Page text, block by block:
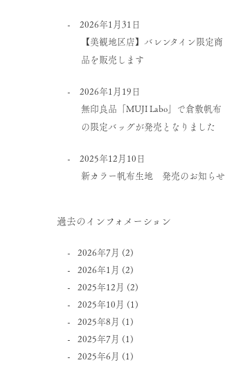
2026年1月31日
【美観地区店】バレンタイン限定商
品を販売します
2026年1月19日
無印良品「MUJI Labo」で倉敷帆布
の限定バッグが発売となりました
2025年12月10日
新カラー帆布生地 発売のお知らせ
過去のインフォメーション
2026年7月 (2)
2026年1月 (2)
2025年12月 (2)
2025年10月 (1)
2025年8月 (1)
2025年7月 (1)
2025年6月 (1)